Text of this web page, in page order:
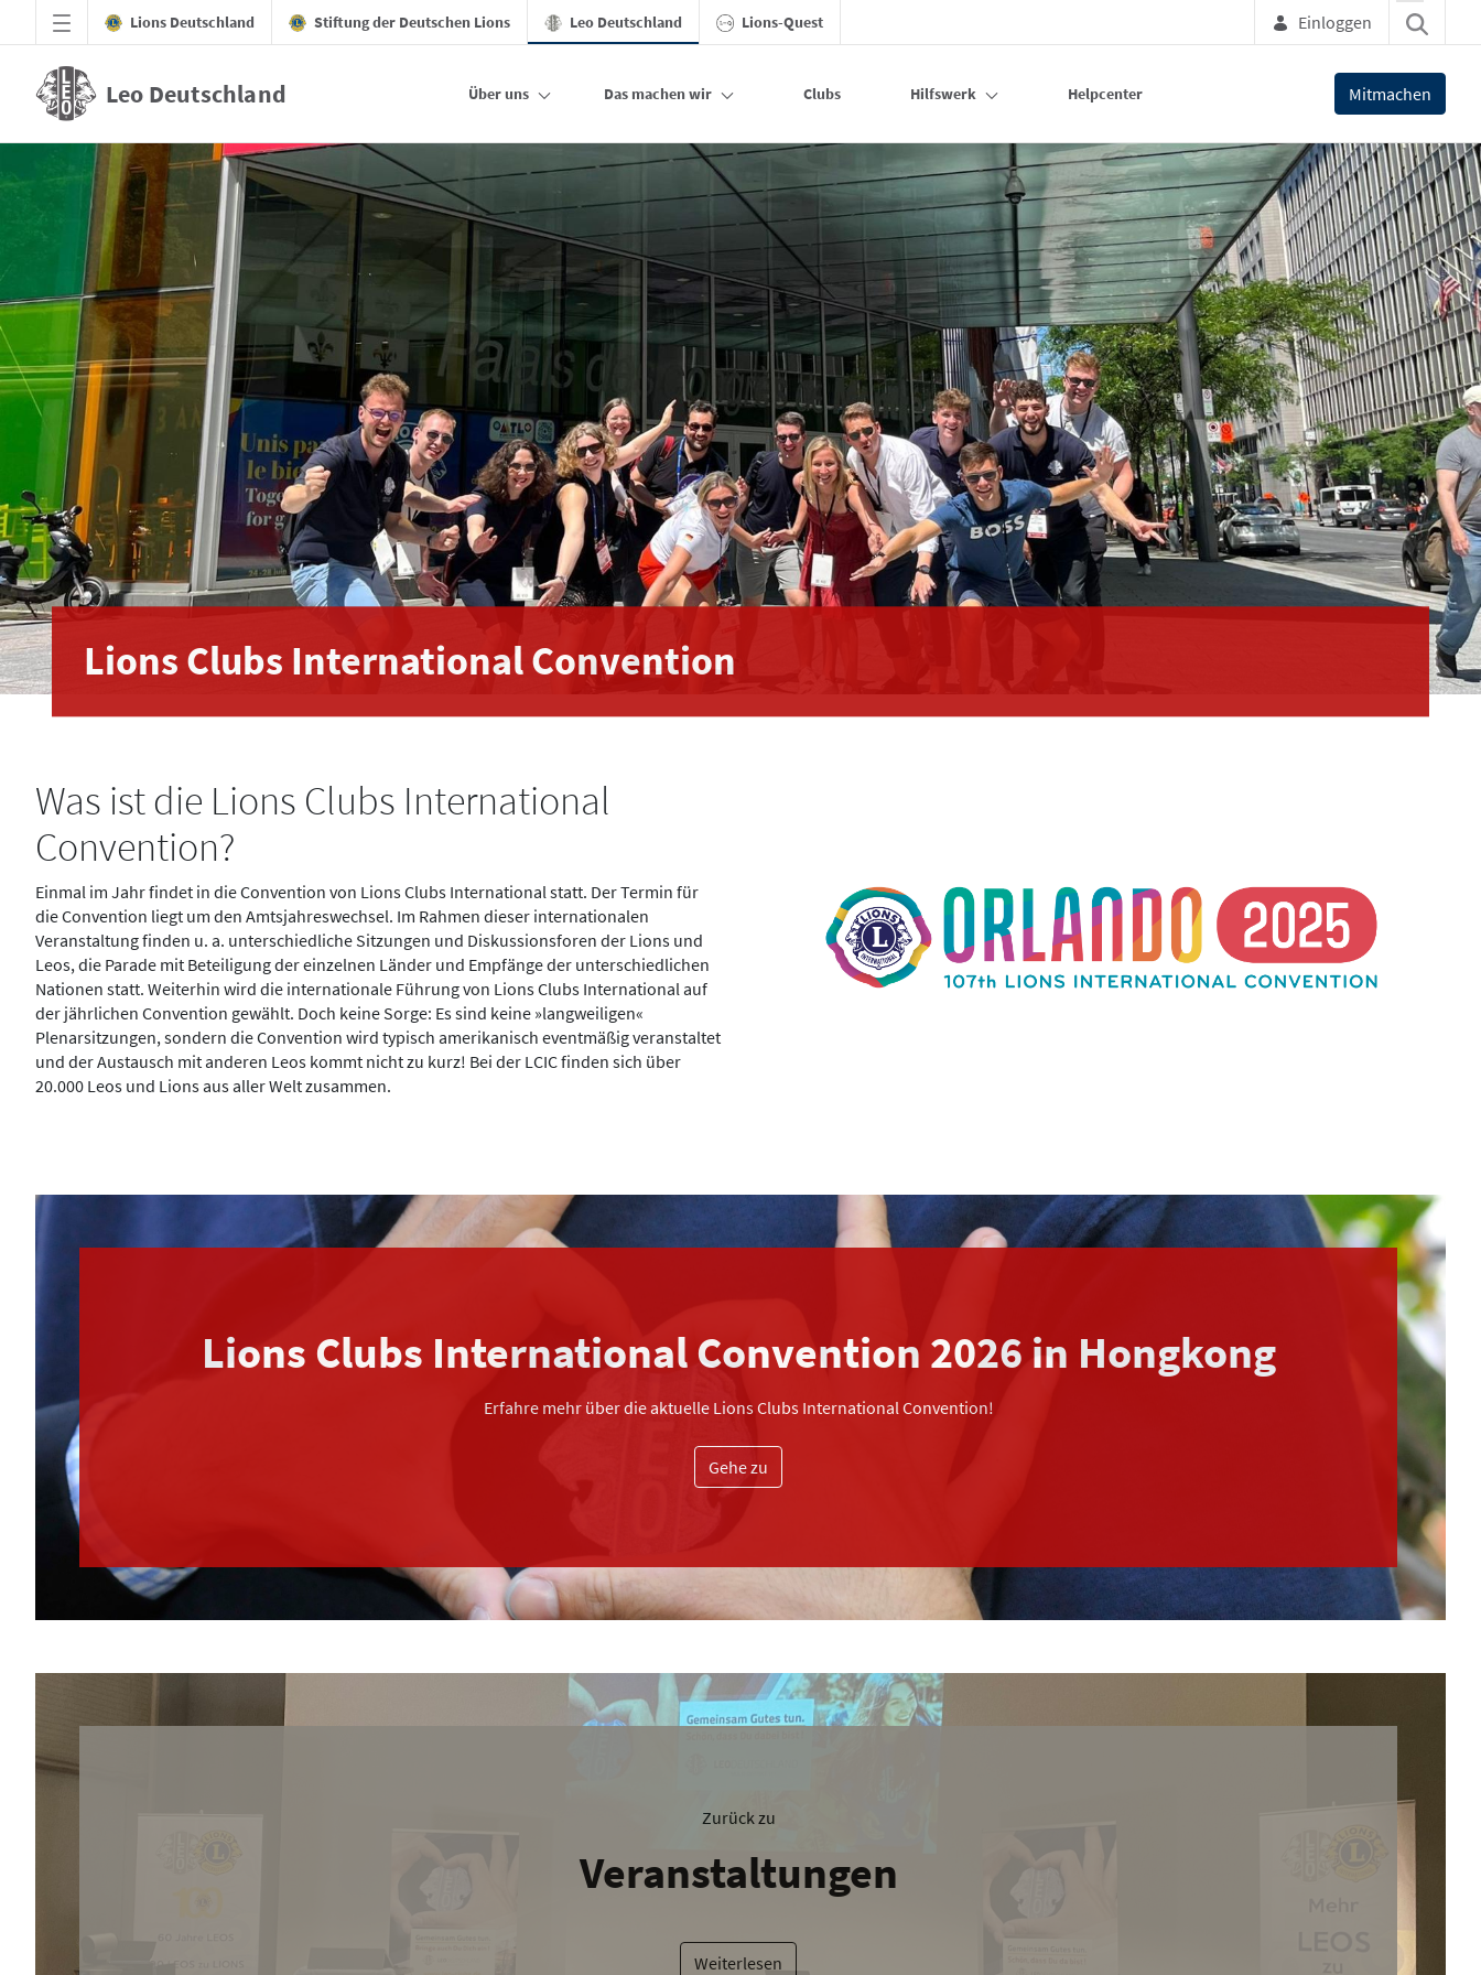
Zum Hauptinhalt springen
Lions Deutschland Stiftung der Deutschen Lions Leo Deutschland Lions-Quest Einloggen
Leo Deutschland Über uns Das machen wir Clubs Hilfswerk Helpcenter Mitmachen
Lions Clubs International Convention - Leo Deutschland
Lions Clubs International Convention
Was ist die Lions Clubs International
Convention?
Einmal im Jahr findet in die Convention von Lions Clubs International statt. Der Termin für
die Convention liegt um den Amtsjahreswechsel. Im Rahmen dieser internationalen
Veranstaltung finden u. a. unterschiedliche Sitzungen und Diskussionsforen der Lions und
Leos, die Parade mit Beteiligung der einzelnen Länder und Empfänge der unterschiedlichen
Nationen statt. Weiterhin wird die internationale Führung von Lions Clubs International auf
der jährlichen Convention gewählt. Doch keine Sorge: Es sind keine »langweiligen«
Plenarsitzungen, sondern die Convention wird typisch amerikanisch eventmäßig veranstaltet
und der Austausch mit anderen Leos kommt nicht zu kurz! Bei der LCIC finden sich über
20.000 Leos und Lions aus aller Welt zusammen.
Lions Clubs International Convention 2026 in Hongkong
Erfahre mehr über die aktuelle Lions Clubs International Convention!
Gehe zu
Zurück zu
Veranstaltungen
Weiterlesen